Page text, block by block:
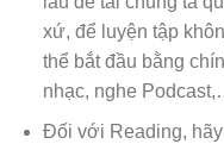
xứ, để luyện tập
thể bắt đầu bằng
nhạc, nghe
Đối với Reading,